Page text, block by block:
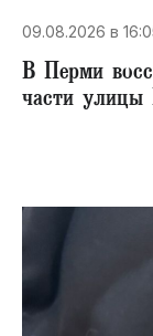
09.08.2026 в
В Перми
части улицы